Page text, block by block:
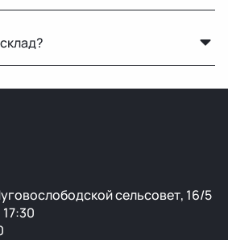
от 1 до 5 дней в
компании.
сельсовет, 16/5